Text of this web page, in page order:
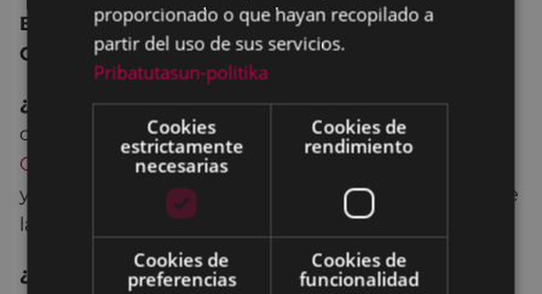
BooktuberBoom.I Concurso de Booktuber de la
CAE
¿Qué es?:BOOKTUBERBOOM es un proyecto de
colaboracón entre el
Servicio de Bibliotecas del
Gobierno Vascoy la Asociación de Literatura Infantil
y Juvenil
Galtzagorri
. Se pone en marcha a través de
la Red de Bibliotecas.
¿Para qué?:
proporcionado o que hayan recopilado a
partir del uso de sus servicios.
Pribatutasun-politika
Cookies
estrictamente
necesarias
Cookies de
rendimiento
Cookies de
preferencias
Cookies de
funcionalidad